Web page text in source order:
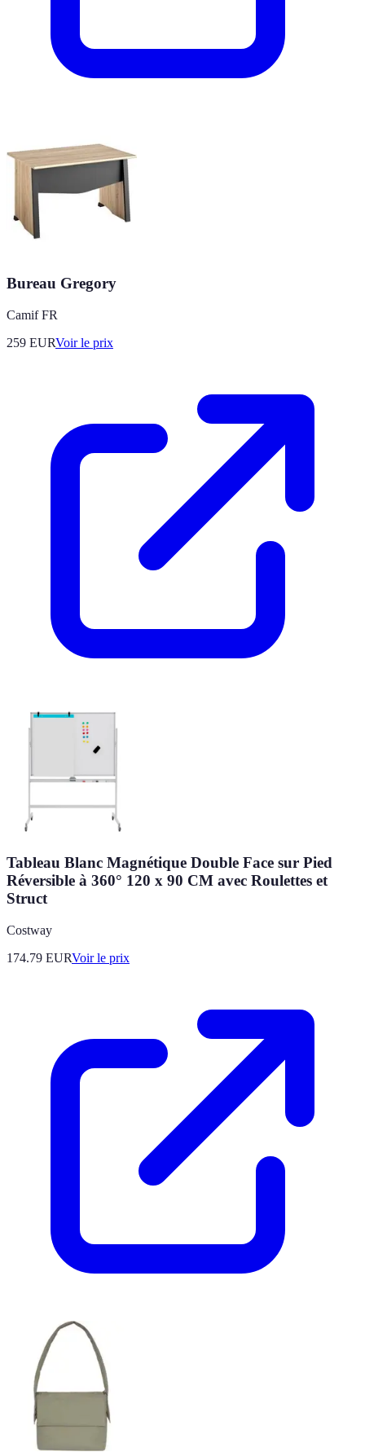
Bureau Gregory
Camif FR
259 EURVoir le prix
Tableau Blanc Magnétique Double Face sur Pied
Réversible à 360° 120 x 90 CM avec Roulettes et
Struct
Costway
174.79 EURVoir le prix